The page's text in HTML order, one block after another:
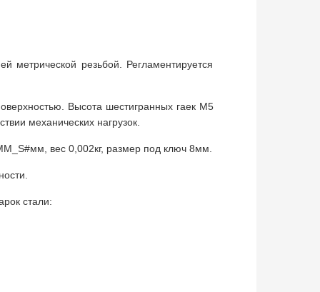
резьбой. Регламентируется
Высота шестигранных гаек М5
механических нагрузок.
вес 0,002кг, размер под ключ 8мм.
стали: